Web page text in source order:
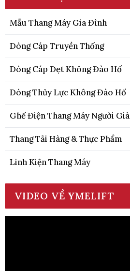
Mẫu Thang Máy Gia Đình
Dòng Cáp Truyền Thống
Dòng Cáp Dẹt Không Đào Hố
Dòng Thủy Lực Không Đào Hố
Ghế Điện Thang Máy Người Già
Thang Tải Hàng & Thực Phẩm
Linh Kiện Thang Máy
VIDEO VỀ YMELIFT